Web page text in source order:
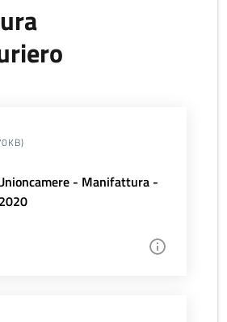
- Manifattura -